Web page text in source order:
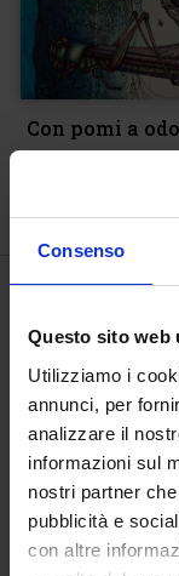
Consenso
Questo sito web
Utilizziamo i
annunci, per
analizzare il
informazioni sul
nostri partner
pubblicità e
con altre
Con pomi a
soavi e buoni